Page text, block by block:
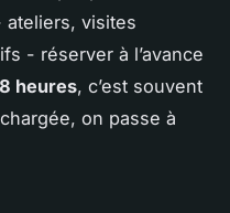
visites
- réserver à l’avance
heures, c’est souvent
on passe à